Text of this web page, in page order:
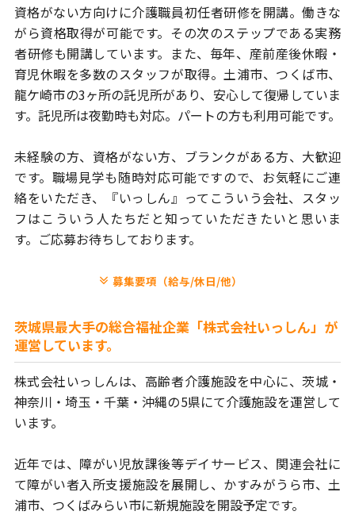
資格がない方向けに介護職員初任者研修を開講。働きな
がら資格取得が可能です。その次のステップである実務
者研修も開講しています。 また、毎年、産前産後休暇・
育児休暇を多数のスタッフが取得。土浦市、 つくば市、
龍ケ崎市の3ヶ所の託児所があり、安心して復帰していま
す。 託児所は夜勤時も対応。パートの方も利用可能です。
未経験の方、資格がない方、ブランクがある方、大歓迎
です。 職場見学も随時対応可能ですので、お気軽にご連
絡をいただき、
『いっしん』ってこういう会社、スタッ
フはこういう人たちだと知っていただきたいと思いま
す。ご応募お待ちしております。
募集要項（給与/休日/他）
茨城県最大手の総合福祉企業「株式会社いっしん」が
運営しています。
株式会社いっしんは、高齢者介護施設を中心に、茨城・
神奈川・埼玉・ 千葉・沖縄の5県にて介護施設を運営して
います。
近年では、障がい児放課後等デイサービス、関連会社に
て障がい者入所支援施設を展開し、かすみがうら市、土
浦市、つくばみらい市に新規施設を開設予定です。